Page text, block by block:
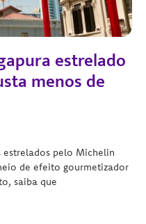
estrelado
menos de
estrelados pelo Michelin
de efeito gourmetizador
saiba que